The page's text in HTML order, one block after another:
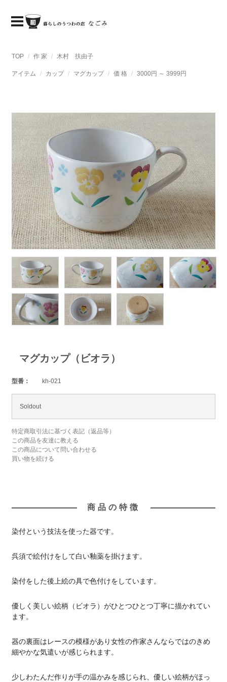
TOP 作 家 木村 扶由子
アイテム カップ マグカップ 価 格 3000円 ～ 3999円
マグカップ（ビオラ）
型番： kh-021
Soldout
特定商取引法に基づく表記（返品等）
この商品を友達に教える
この商品について問い合わせる
買い物を続ける
商品の特徴
染付という技法を使った器です。
呉須で絵付けをして白い釉薬を掛けます。
染付をした後上絵の具で色付けをしています。
優しく美しい絵柄（ビオラ）がひとつひとつ丁寧に描かれてい
ます。
器の裏面はレースの模様があり女性の作家さんならではのきめ
細やかな気遣いが感じられます。
少しわたんだ作りが手の温かみを感じられ、優しい絵柄がほっ